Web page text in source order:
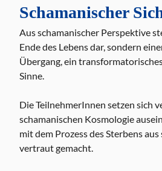
Schamanischer
Aus schamanischer Perspektive
Ende des Lebens dar, sondern
Übergang, ein
Sinne.
Die TeilnehmerInnen setzen sich
schamanischen Kosmologie
mit dem Prozess des Sterbens
vertraut gemacht.